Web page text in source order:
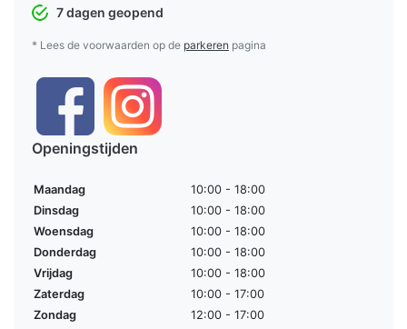
7 dagen geopend
* Lees de voorwaarden op de parkeren pagina
Openingstijden
Maandag
10:00 - 18:00
Dinsdag
10:00 - 18:00
Woensdag
10:00 - 18:00
Donderdag
10:00 - 18:00
Vrijdag
10:00 - 18:00
Zaterdag
10:00 - 17:00
Zondag
12:00 - 17:00